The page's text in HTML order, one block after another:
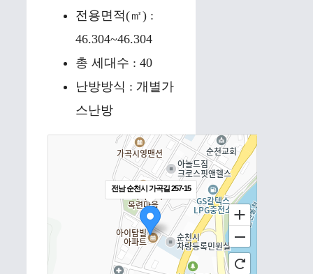
전용면적(㎡) :
46.304~46.304
총 세대수 : 40
난방방식 : 개별가
스난방
전남 순천시 가곡길 257-15